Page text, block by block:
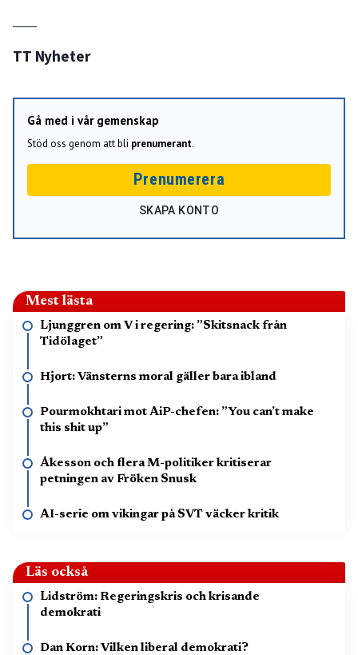
TT Nyheter
Gå med i vår gemenskap
Stöd oss genom att bli prenumerant.
Prenumerera
SKAPA KONTO
Mest lästa
Ljunggren om V i regering: ”Skitsnack från
Tidölaget”
Hjort: Vänsterns moral gäller bara ibland
Pourmokhtari mot AiP-chefen: ”You can’t make
this shit up”
Åkesson och flera M-politiker kritiserar
petningen av Fröken Snusk
AI-serie om vikingar på SVT väcker kritik
Läs också
Lidström: Regeringskris och krisande
demokrati
Dan Korn: Vilken liberal demokrati?